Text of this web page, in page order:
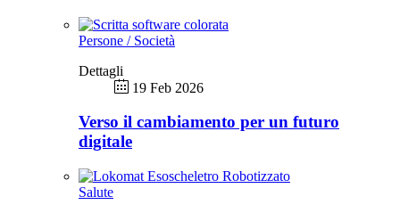
Persone / Società
Dettagli
19 Feb 2026
Verso il cambiamento per un futuro
digitale
Salute